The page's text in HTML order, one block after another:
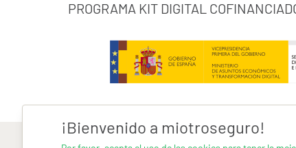
PROGRAMA KIT DIGITAL
¡Bienvenido a miotroseguro!